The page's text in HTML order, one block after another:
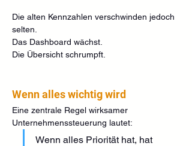
Die alten Kennzahlen verschwinden jedoch
selten.
Das Dashboard wächst.
Die Übersicht schrumpft.
Wenn alles wichtig wird
Eine zentrale Regel wirksamer
Unternehmenssteuerung lautet:
Wenn alles Priorität hat, hat